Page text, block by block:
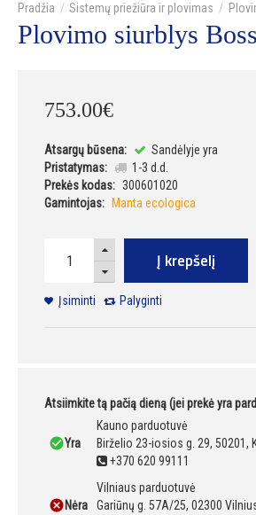
Sistemų priežiūra ir plovimas
Plovimo siurblys
753.00€
Atsargų būsena:
Sandėlyje yra
Pristatymas:
1-3 d.d.
Prekės kodas: 300601020
Gamintojas:
Manta ecologica
Į krepšelį
Įsiminti Palyginti
Atsiimkite tą pačią dieną (jei prekė yra
Yra
Kauno parduotuvė
Birželio 23-iosios g. 29, 50201,
+370 620 99111
Nėra
Vilniaus parduotuvė
Gariūnų g. 57A/25, 02300